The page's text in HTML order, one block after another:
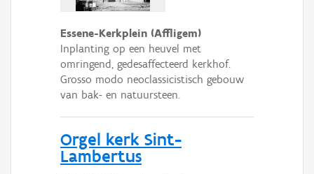
Essene-Kerkplein (Affligem)
Inplanting op een heuvel met
omringend, gedesaffecteerd kerkhof.
Grosso modo neoclassicistisch gebouw
van bak- en natuursteen.
Orgel kerk Sint-
Lambertus